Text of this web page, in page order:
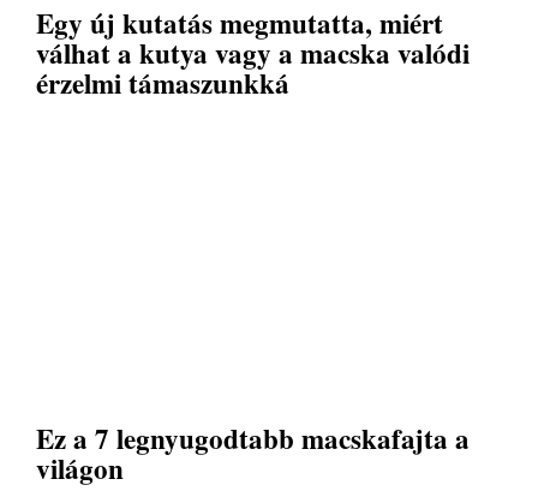
Egy új kutatás megmutatta, miért
válhat a kutya vagy a macska valódi
érzelmi támaszunkká
Ez a 7 legnyugodtabb macskafajta a
világon